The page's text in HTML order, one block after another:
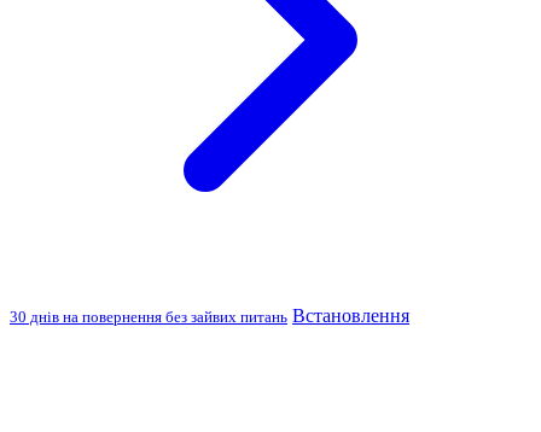
30 днів на повернення без зайвих питань Встановлення